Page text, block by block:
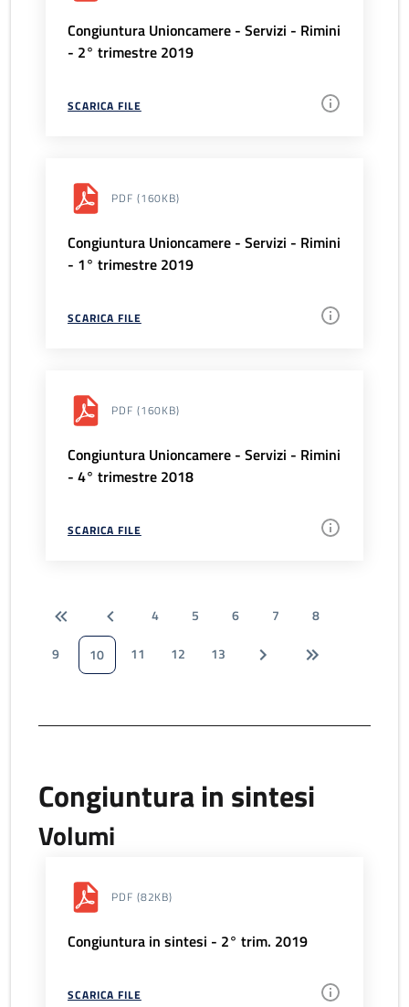
Congiuntura Unioncamere - Servizi - Rimini
- 2° trimestre 2019
SCARICA FILE
PDF (160KB)
Congiuntura Unioncamere - Servizi - Rimini
- 1° trimestre 2019
SCARICA FILE
PDF (160KB)
Congiuntura Unioncamere - Servizi - Rimini
- 4° trimestre 2018
SCARICA FILE
4 5 6 7
8
9
10 11 12 13
Congiuntura in sintesi
Volumi
PDF (82KB)
Congiuntura in sintesi - 2° trim. 2019
SCARICA FILE